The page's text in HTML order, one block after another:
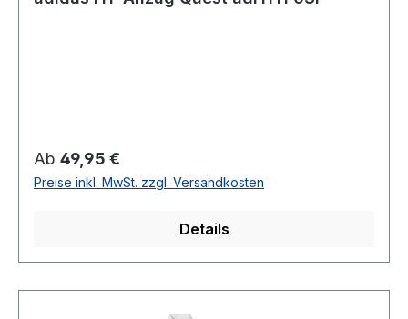
Regulärer Preis:
Ab 49,95 €
Preise inkl. MwSt. zzgl. Versandkosten
Details